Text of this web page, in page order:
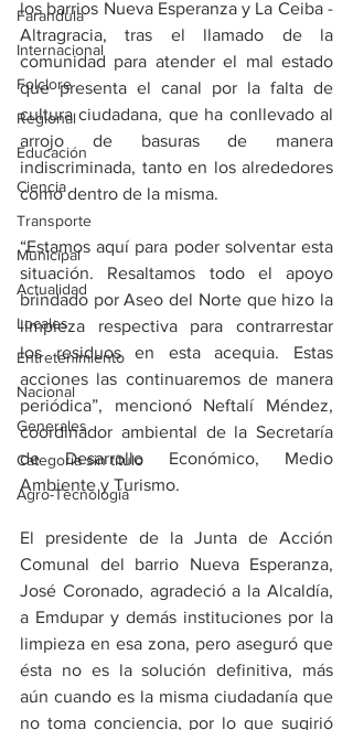
Farandula
Internacional
Folclore
Regional
Educación
Ciencia
Transporte
Municipal
Actualidad
Locales
Entretenimiento
Nacional
Generales
Categoría sin título
Agro-Tecnología
los barrios Nueva Esperanza y La Ceiba -
Altragracia, tras el llamado de la
comunidad para atender el mal estado
que presenta el canal por la falta de
cultura ciudadana, que ha conllevado al
arrojo de basuras de manera
indiscriminada, tanto en los alrededores
como dentro de la misma.
“Estamos aquí para poder solventar esta
situación. Resaltamos todo el apoyo
brindado por Aseo del Norte que hizo la
limpieza respectiva para contrarrestar
los residuos en esta acequia. Estas
acciones las continuaremos de manera
periódica”, mencionó Neftalí Méndez,
coordinador ambiental de la Secretaría
de Desarrollo Económico, Medio
Ambiente y Turismo.
El presidente de la Junta de Acción
Comunal del barrio Nueva Esperanza,
José Coronado, agradeció a la Alcaldía,
a Emdupar y demás instituciones por la
limpieza en esa zona, pero aseguró que
ésta no es la solución definitiva, más
aún cuando es la misma ciudadanía que
no toma conciencia, por lo que sugirió